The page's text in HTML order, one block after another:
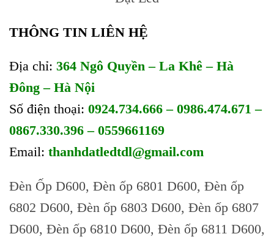
THÔNG TIN LIÊN HỆ
Địa chỉ: 364 Ngô Quyền – La Khê – Hà
Đông – Hà Nội
Số điện thoại: 0924.734.666 – 0986.474.671 –
0867.330.396 – 0559661169
Email: thanhdatledtdl@gmail.com
Đèn Ốp D600, Đèn ốp 6801 D600, Đèn ốp
6802 D600, Đèn ốp 6803 D600, Đèn ốp 6807
D600, Đèn ốp 6810 D600, Đèn ốp 6811 D600,